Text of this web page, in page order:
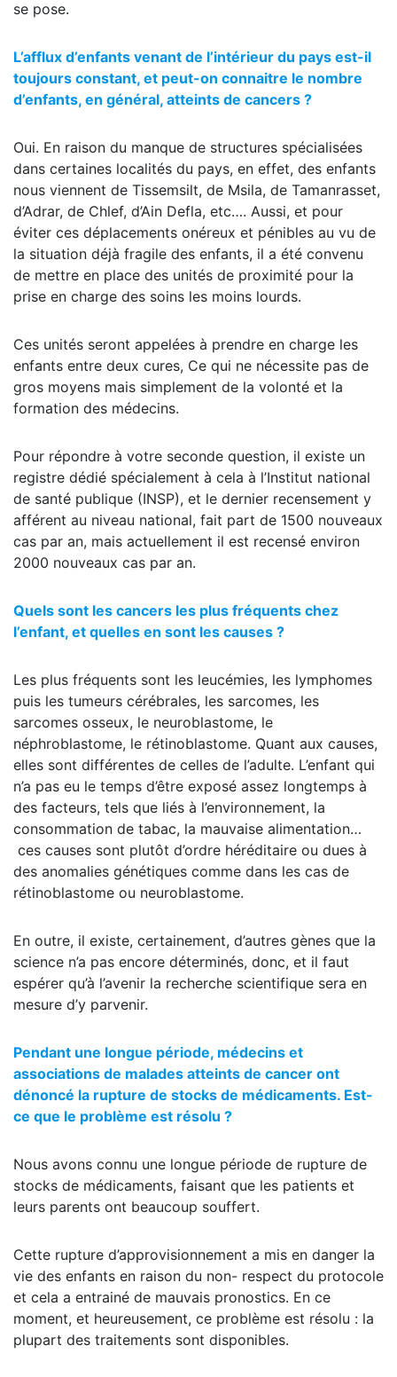
se pose.
L’afflux d’enfants venant de l’intérieur du pays est-il
toujours constant, et peut-on connaitre le nombre
d’enfants, en général, atteints de cancers ?
Oui. En raison du manque de structures spécialisées
dans certaines localités du pays, en effet, des enfants
nous viennent de Tissemsilt, de Msila, de Tamanrasset,
d’Adrar, de Chlef, d’Ain Defla, etc…. Aussi, et pour
éviter ces déplacements onéreux et pénibles au vu de
la situation déjà fragile des enfants, il a été convenu
de mettre en place des unités de proximité pour la
prise en charge des soins les moins lourds.
Ces unités seront appelées à prendre en charge les
enfants entre deux cures, Ce qui ne nécessite pas de
gros moyens mais simplement de la volonté et la
formation des médecins.
Pour répondre à votre seconde question, il existe un
registre dédié spécialement à cela à l’Institut national
de santé publique (INSP), et le dernier recensement y
afférent au niveau national, fait part de 1500 nouveaux
cas par an, mais actuellement il est recensé environ
2000 nouveaux cas par an.
Quels sont les cancers les plus fréquents chez
l’enfant, et quelles en sont les causes ?
Les plus fréquents sont les leucémies, les lymphomes
puis les tumeurs cérébrales, les sarcomes, les
sarcomes osseux, le neuroblastome, le
néphroblastome, le rétinoblastome. Quant aux causes,
elles sont différentes de celles de l’adulte. L’enfant qui
n’a pas eu le temps d’être exposé assez longtemps à
des facteurs, tels que liés à l’environnement, la
consommation de tabac, la mauvaise alimentation…
ces causes sont plutôt d’ordre héréditaire ou dues à
des anomalies génétiques comme dans les cas de
rétinoblastome ou neuroblastome.
En outre, il existe, certainement, d’autres gènes que la
science n’a pas encore déterminés, donc, et il faut
espérer qu’à l’avenir la recherche scientifique sera en
mesure d’y parvenir.
Pendant une longue période, médecins et
associations de malades atteints de cancer ont
dénoncé la rupture de stocks de médicaments. Est-
ce que le problème est résolu ?
Nous avons connu une longue période de rupture de
stocks de médicaments, faisant que les patients et
leurs parents ont beaucoup souffert.
Cette rupture d’approvisionnement a mis en danger la
vie des enfants en raison du non- respect du protocole
et cela a entrainé de mauvais pronostics. En ce
moment, et heureusement, ce problème est résolu : la
plupart des traitements sont disponibles.